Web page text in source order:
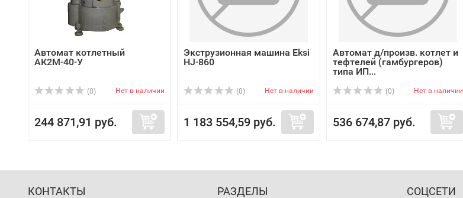
Автомат котлетный
АК2М-40-У
(0) Нет в наличии
244 871,91 руб.
Экструзионная машина Eksi
HJ-860
(0) Нет в наличии
1 183 554,59 руб.
Автомат д/произв. котлет и
тефтелей (гамбургеров)
типа ИП...
(0) Нет в наличии
536 674,87 руб.
КОНТАКТЫ РАЗДЕЛЫ СОЦСЕТИ